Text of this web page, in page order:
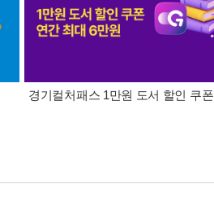
경기컬처패스 1만원 도서 할인 쿠폰